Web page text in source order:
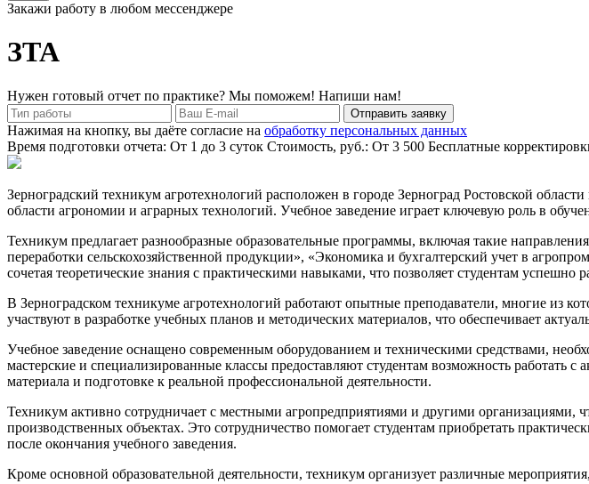
Закажи работу в любом мессенджере
ЗТА
Нужен готовый отчет по практике? Мы поможем! Напиши нам!
Отправить заявку
Нажимая на кнопку, вы даёте согласие на обработку персональных данных
Время подготовки отчета: От 1 до 3 суток Стоимость, руб.: От 3 500 Бесплатные
Зерноградский техникум агротехнологий расположен в городе Зерноград Ростовской
области агрономии и аграрных технологий. Учебное заведение играет ключевую роль в
Техникум предлагает разнообразные образовательные программы, включая такие
переработки сельскохозяйственной продукции», «Экономика и бухгалтерский учет в
сочетая теоретические знания с практическими навыками, что позволяет студентам успешно
В Зерноградском техникуме агротехнологий работают опытные преподаватели, многие из
участвуют в разработке учебных планов и методических материалов, что обеспечивает
Учебное заведение оснащено современным оборудованием и техническими средствами,
мастерские и специализированные классы предоставляют студентам возможность
материала и подготовке к реальной профессиональной деятельности.
Техникум активно сотрудничает с местными агропредприятиями и другими организациями,
производственных объектах. Это сотрудничество помогает студентам приобретать
после окончания учебного заведения.
Кроме основной образовательной деятельности, техникум организует различные